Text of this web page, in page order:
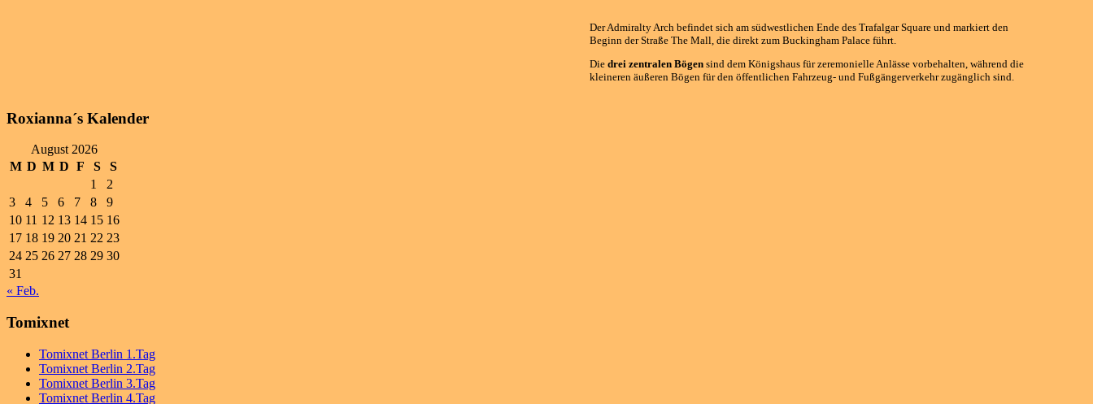
Der Admiralty Arch befindet sich am südwestlichen Ende des Trafalgar Square und markiert den
Beginn der Straße The Mall, die direkt zum Buckingham Palace führt.
Diedrei zentralen Bögen sind dem Königshaus für zeremonielle Anlässe vorbehalten, während die
kleineren äußeren Bögen für den öffentlichen Fahrzeug- und Fußgängerverkehr zugänglich sind.
Roxianna´s Kalender
August 2026
M D M D F S
S
1
2
3
4 5 6 7 8
9
10 11 12 13 14 15 16
17 18 19 20 21 22 23
24 25 26 27 28 29 30
31
« Feb.
Tomixnet
Tomixnet Berlin 1.Tag
Tomixnet Berlin 2.Tag
Tomixnet Berlin 3.Tag
Tomixnet Berlin 4.Tag